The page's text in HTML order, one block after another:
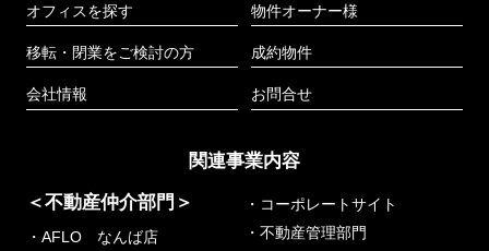
オフィスを探す
移転・閉業をご検討の方
会社情報
物件オーナー様
成約物件
お問合せ
関連事業内容
＜不動産仲介部門＞
・AFLO なんば店
・コーポレートサイト
・不動産管理部門